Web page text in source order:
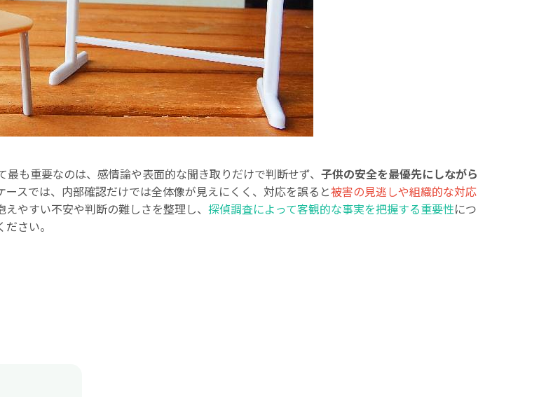
も重要なのは、感情論や表面的な聞き取りだけで判断せず、 子供の安全を最優先にしながら
スでは、内部確認だけでは全体像が見えにくく、対応を誤ると被害の見逃しや組織的な対応
やすい不安や判断の難しさを整理し、 探偵調査によって客観的な事実を把握する重要性につ
さい。